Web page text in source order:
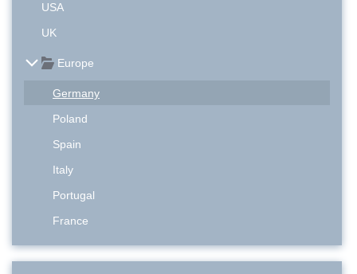
USA
UK
Europe
Germany
Poland
Spain
Italy
Portugal
France